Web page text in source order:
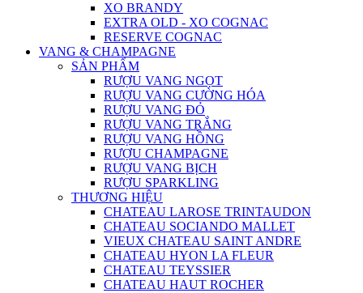
XO BRANDY
EXTRA OLD - XO COGNAC
RESERVE COGNAC
VANG & CHAMPAGNE
SẢN PHẨM
RƯỢU VANG NGỌT
RƯỢU VANG CƯỜNG HÓA
RƯỢU VANG ĐỎ
RƯỢU VANG TRẮNG
RƯỢU VANG HỒNG
RƯỢU CHAMPAGNE
RƯỢU VANG BỊCH
RƯỢU SPARKLING
THƯƠNG HIỆU
CHATEAU LAROSE TRINTAUDON
CHATEAU SOCIANDO MALLET
VIEUX CHATEAU SAINT ANDRE
CHATEAU HYON LA FLEUR
CHATEAU TEYSSIER
CHATEAU HAUT ROCHER